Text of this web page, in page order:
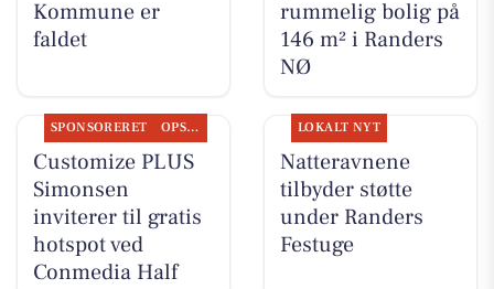
Kommune er
faldet
rummelig bolig på
146 m² i Randers
NØ
SPONSORERET OPSLAGSTAVLEN
Customize PLUS
Simonsen
inviterer til gratis
hotspot ved
Conmedia Half
LOKALT NYT
Natteravnene
tilbyder støtte
under Randers
Festuge